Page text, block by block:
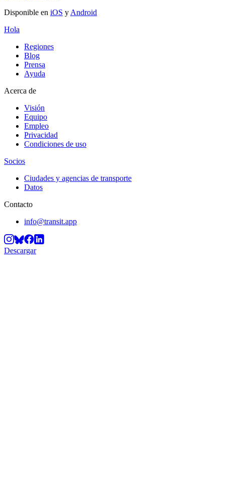
Disponible en iOS y Android
Hola
Regiones
Blog
Prensa
Ayuda
Acerca de
Visión
Equipo
Empleo
Privacidad
Condiciones de uso
Socios
Ciudades y agencias de transporte
Datos
Contacto
info@transit.app
Descargar